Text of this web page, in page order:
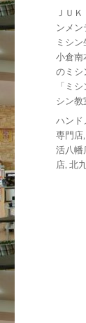
カ
テ
ゴ
リ
ー
ＪＵＫ
ンメン
ミシ
小倉南
のミシ
「ミ
シン教
タ
グ
ハンド
専門店,
活八幡
店,北